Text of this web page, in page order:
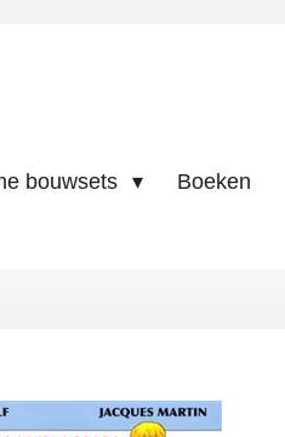
bouwsets Boeken